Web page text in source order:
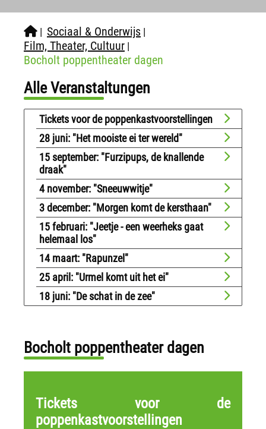
| Sociaal & Onderwijs |
Film, Theater, Cultuur |
Bocholt poppentheater dagen
Alle Veranstaltungen
Tickets voor de poppenkastvoorstellingen
28 juni: "Het mooiste ei ter wereld"
15 september: "Furzipups, de knallende
draak"
4 november: "Sneeuwwitje"
3 december: "Morgen komt de kersthaan"
15 februari: "Jeetje - een weerheks gaat
helemaal los"
14 maart: "Rapunzel"
25 april: "Urmel komt uit het ei"
18 juni: "De schat in de zee"
Bocholt poppentheater dagen
Tickets voor de
poppenkastvoorstellingen